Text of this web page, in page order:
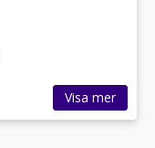
Visa mer